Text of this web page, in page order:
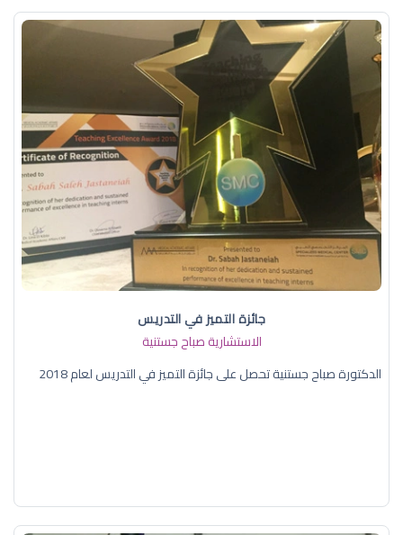
جائزة التميز في التدريس
الاستشارية صباح جستنية
الدكتورة صباح جستنية تحصل على جائزة التميز في التدريس لعام 2018